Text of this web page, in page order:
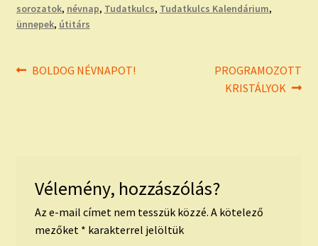
sorozatok, névnap, Tudatkulcs, Tudatkulcs Kalendárium,
ünnepek, útitárs
Bejegyzés
Previous
BOLDOG NÉVNAPOT!
Next
post:
PROGRAMOZOTT
KRISTÁLYOK
Vélemény, hozzászólás?
Az e-mail címet nem tesszük közzé. A kötelező
mezőket * karakterrel jelöltük